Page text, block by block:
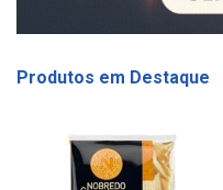
Produtos em Destaque